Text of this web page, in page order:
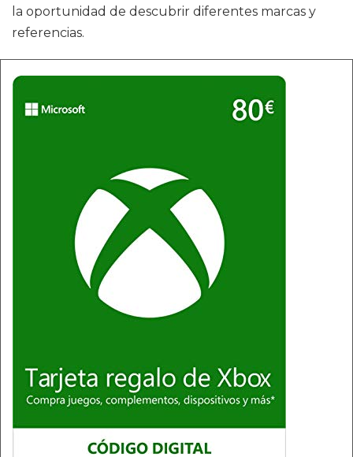
la oportunidad de descubrir diferentes marcas y
referencias.